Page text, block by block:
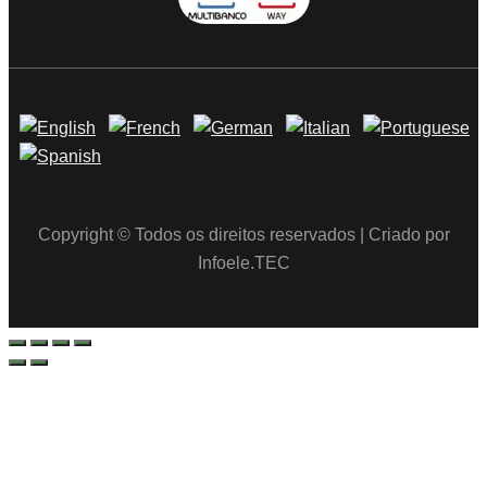
Copyright © Todos os direitos reservados | Criado por
Infoele.TEC